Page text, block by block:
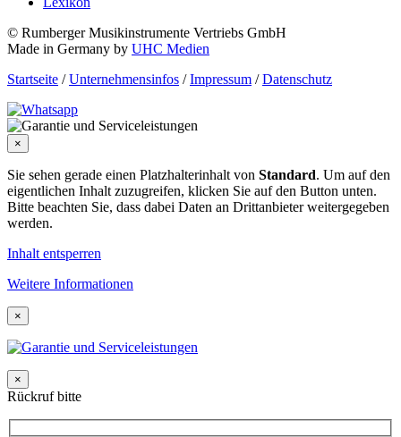
© Rumberger Musikinstrumente Vertriebs GmbH
Made in Germany by UHC Medien
Startseite / Unternehmensinfos / Impressum / Datenschutz
×
Sie sehen gerade einen Platzhalterinhalt von Standard. Um auf den
eigentlichen Inhalt zuzugreifen, klicken Sie auf den Button unten.
Bitte beachten Sie, dass dabei Daten an Drittanbieter weitergegeben
werden.
Inhalt entsperren
Weitere Informationen
×
×
Rückruf bitte